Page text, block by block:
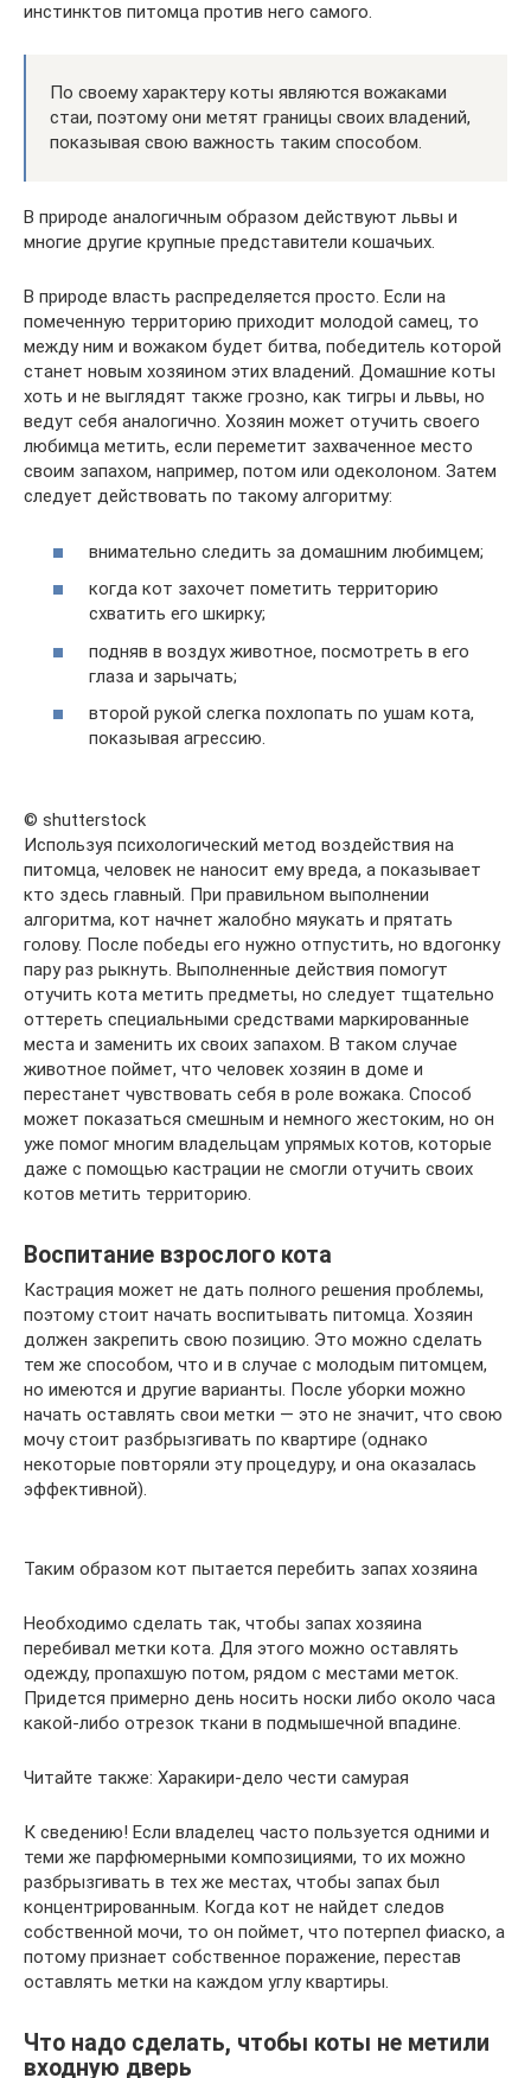
инстинктов питомца против него самого.
По своему характеру коты являются вожаками
стаи, поэтому они метят границы своих владений,
показывая свою важность таким способом.
В природе аналогичным образом действуют львы и
многие другие крупные представители кошачьих.
В природе власть распределяется просто. Если на
помеченную территорию приходит молодой самец, то
между ним и вожаком будет битва, победитель которой
станет новым хозяином этих владений. Домашние коты
хоть и не выглядят также грозно, как тигры и львы, но
ведут себя аналогично. Хозяин может отучить своего
любимца метить, если переметит захваченное место
своим запахом, например, потом или одеколоном. Затем
следует действовать по такому алгоритму:
внимательно следить за домашним любимцем;
когда кот захочет пометить территорию
схватить его шкирку;
подняв в воздух животное, посмотреть в его
глаза и зарычать;
второй рукой слегка похлопать по ушам кота,
показывая агрессию.
© shutterstock
Используя психологический метод воздействия на
питомца, человек не наносит ему вреда, а показывает
кто здесь главный. При правильном выполнении
алгоритма, кот начнет жалобно мяукать и прятать
голову. После победы его нужно отпустить, но вдогонку
пару раз рыкнуть. Выполненные действия помогут
отучить кота метить предметы, но следует тщательно
оттереть специальными средствами маркированные
места и заменить их своих запахом. В таком случае
животное поймет, что человек хозяин в доме и
перестанет чувствовать себя в роле вожака. Способ
может показаться смешным и немного жестоким, но он
уже помог многим владельцам упрямых котов, которые
даже с помощью кастрации не смогли отучить своих
котов метить территорию.
Воспитание взрослого кота
Кастрация может не дать полного решения проблемы,
поэтому стоит начать воспитывать питомца. Хозяин
должен закрепить свою позицию. Это можно сделать
тем же способом, что и в случае с молодым питомцем,
но имеются и другие варианты. После уборки можно
начать оставлять свои метки — это не значит, что свою
мочу стоит разбрызгивать по квартире (однако
некоторые повторяли эту процедуру, и она оказалась
эффективной).
Таким образом кот пытается перебить запах хозяина
Необходимо сделать так, чтобы запах хозяина
перебивал метки кота. Для этого можно оставлять
одежду, пропахшую потом, рядом с местами меток.
Придется примерно день носить носки либо около часа
какой-либо отрезок ткани в подмышечной впадине.
Читайте также: Харакири-дело чести самурая
К сведению! Если владелец часто пользуется одними и
теми же парфюмерными композициями, то их можно
разбрызгивать в тех же местах, чтобы запах был
концентрированным. Когда кот не найдет следов
собственной мочи, то он поймет, что потерпел фиаско, а
потому признает собственное поражение, перестав
оставлять метки на каждом углу квартиры.
Что надо сделать, чтобы коты не метили
входную дверь